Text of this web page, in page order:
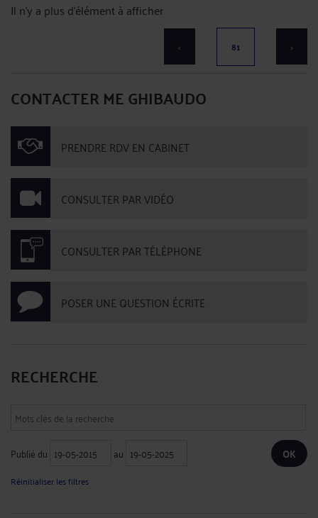
Il n'y a plus d'élément à afficher
< 81 >
CONTACTER ME GHIBAUDO
PRENDRE RDV EN CABINET
CONSULTER PAR VIDÉO
CONSULTER PAR TÉLÉPHONE
POSER UNE QUESTION ÉCRITE
RECHERCHE
Publié du au
Réinitialiser les filtres